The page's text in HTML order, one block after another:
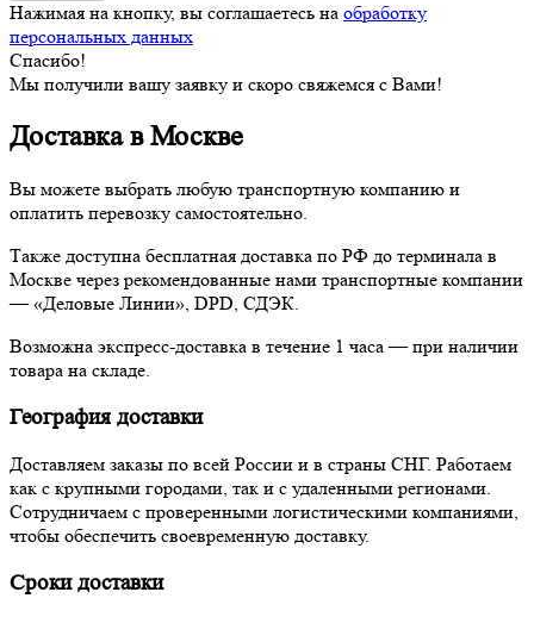
Нажимая на кнопку, вы соглашаетесь на обработку
персональных данных
Спасибо!
Мы получили вашу заявку и скоро свяжемся с Вами!
Доставка в Москве
Вы можете выбрать любую транспортную компанию и
оплатить перевозку самостоятельно.
Также доступна бесплатная доставка по РФ до терминала в
Москве через рекомендованные нами транспортные компании
— «Деловые Линии», DPD, СДЭК.
Возможна экспресс-доставка в течение 1 часа — при наличии
товара на складе.
География доставки
Доставляем заказы по всей России и в страны СНГ. Работаем
как с крупными городами, так и с удаленными регионами.
Сотрудничаем с проверенными логистическими компаниями,
чтобы обеспечить своевременную доставку.
Сроки доставки